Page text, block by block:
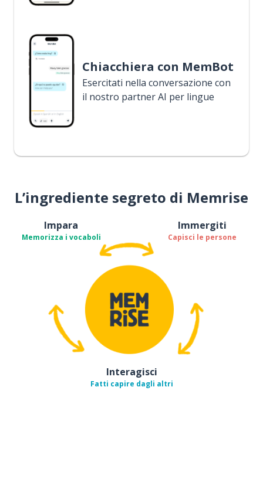
Chiacchiera con MemBot
Esercitati nella conversazione con
il nostro partner AI per lingue
L’ingrediente segreto di Memrise
Impara
Memorizza i vocaboli
Immergiti
Capisci le persone
Interagisci
Fatti capire dagli altri